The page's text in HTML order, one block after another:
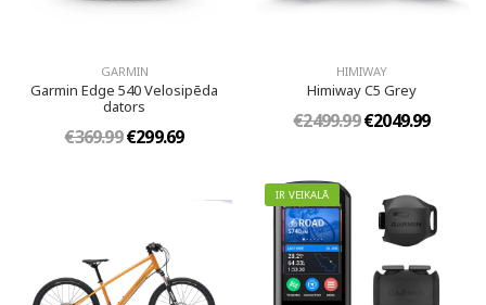
GARMIN
Garmin Edge 540 Velosipēda
dators
€369.99€299.69
HIMIWAY
Himiway C5 Grey
€2499.99€2049.99
IR VEIKALĀ